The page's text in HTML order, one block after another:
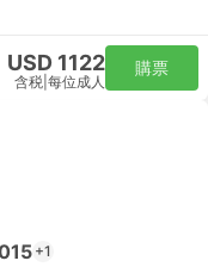
USD 1122
含税 每位成人
購票
+1